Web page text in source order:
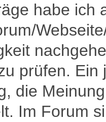
habe ich
prüfen.
die
Im Forum